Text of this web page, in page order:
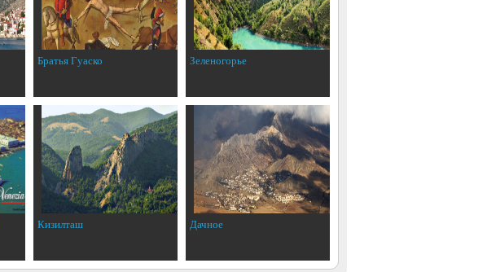
Братья Гуаско Зеленогорье
Кизилташ Дачное